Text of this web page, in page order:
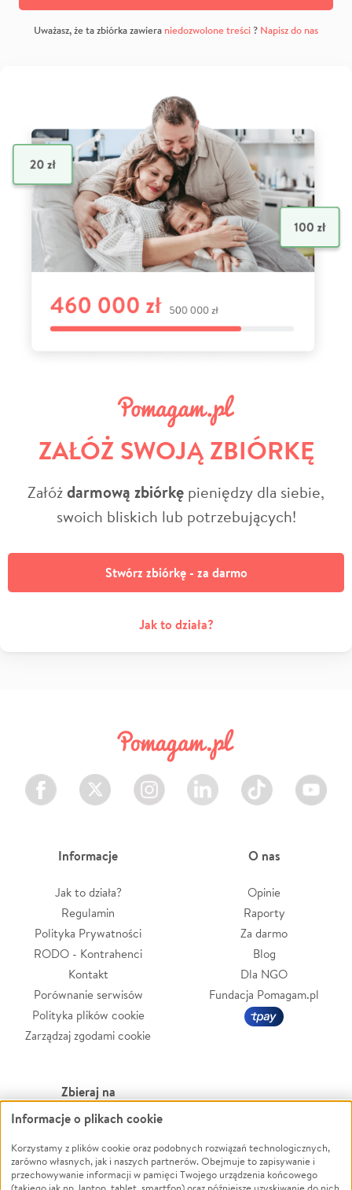
Uważasz, że ta zbiórka zawiera niedozwolone treści? Napisz do nas
ZAŁÓŻ SWOJĄ ZBIÓRKĘ
Załóżdarmową zbiórkę pieniędzy dla siebie,
swoich bliskich lub potrzebujących!
Stwórz zbiórkę - za darmo
Jak to działa?
Facebook Twitter Instagram LinkedIn TikTok Youtube
Informacje
Jak to działa?
Regulamin
Polityka Prywatności
RODO - Kontrahenci
Kontakt
Porównanie serwisów
Polityka plików cookie
Zarządzaj zgodami cookie
O nas
Opinie
Raporty
Za darmo
Blog
Dla NGO
Fundacja Pomagam.pl
Zbieraj na
Leczenie
Zwierzęta
Pożar
Powódź
Wichura
Informacje o plikach cookie
Korzystamy z plików cookie oraz podobnych rozwiązań technologicznych,
zarówno własnych, jak i naszych partnerów. Obejmuje to zapisywanie i
przechowywanie informacji w pamięci Twojego urządzenia końcowego